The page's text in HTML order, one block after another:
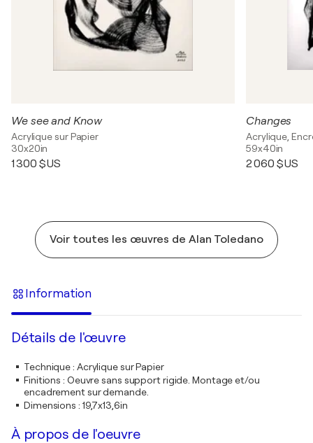
We see and Know
Acrylique sur Papier
30x20in
1 300 $US
Changes
Acrylique,
59x40in
2 060 $US
Voir toutes les œuvres de Alan Toledano
Information
Détails de l'œuvre
Technique: Acrylique sur Papier
Finitions : Oeuvre sans support rigide. Montage et/ou
encadrement sur demande.
Dimensions : 19,7x13,6in
À propos de l'oeuvre